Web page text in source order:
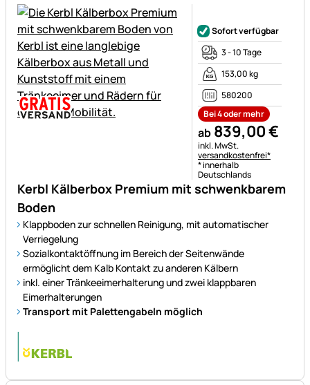
Kerbl Kälberbox Premium mit schwenkbarem
Boden
Klappboden zur schnellen Reinigung, mit automatischer
Verriegelung
Sozialkontaktöffnung im Bereich der Seitenwände
ermöglicht dem Kalb Kontakt zu anderen Kälbern
inkl. einer Tränkeeimerhalterung und zwei klappbaren
Eimerhalterungen
Transport mit Palettengabeln möglich
Sofort verfügbar
3 - 10 Tage
153,00 kg
580200
Bei 4 oder mehr
ab 839,00€
Steuerhinweis:
inkl. MwSt.
versandkostenfrei*
* innerhalb
Deutschlands